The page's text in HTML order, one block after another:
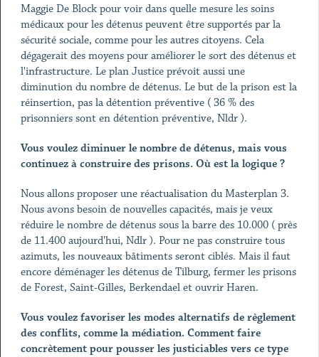
Maggie De Block pour voir dans quelle mesure les soins
médicaux pour les détenus peuvent être supportés par la
sécurité sociale, comme pour les autres citoyens. Cela
dégagerait des moyens pour améliorer le sort des détenus et
l'infrastructure. Le plan Justice prévoit aussi une
diminution du nombre de détenus. Le but de la prison est la
réinsertion, pas la détention préventive ( 36 % des
prisonniers sont en détention préventive, Nldr ).
Vous voulez diminuer le nombre de détenus, mais vous
continuez à construire des prisons. Où est la logique ?
Nous allons proposer une réactualisation du Masterplan 3.
Nous avons besoin de nouvelles capacités, mais je veux
réduire le nombre de détenus sous la barre des 10.000 ( près
de 11.400 aujourd'hui, Ndlr ). Pour ne pas construire tous
azimuts, les nouveaux bâtiments seront ciblés. Mais il faut
encore déménager les détenus de Tilburg, fermer les prisons
de Forest, Saint-Gilles, Berkendael et ouvrir Haren.
Vous voulez favoriser les modes alternatifs de règlement
des conflits, comme la médiation. Comment faire
concrètement pour pousser les justiciables vers ce type